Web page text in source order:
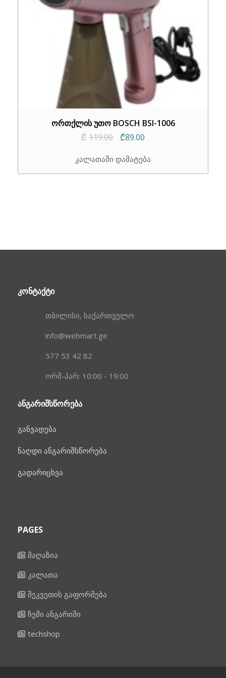
ორთქლის უთო BOSCH BSI-1006
₾ 119.00
Original
was:
₾89.00
is:
კალათაში დამატება
ᲙᲝᲜᲢᲐᲥᲢᲘ
თბილისი, საქართველო
info@webmart.ge
577 53 42 82
ორშ-პარ: 10:00 - 19:00
ᲐᲜᲒᲐᲠᲘᲨᲡᲬᲝᲠᲔᲑᲐ
განვადება
ნაღდი ანგარიშსწორება
გადარიცხვა
PAGES
მაღაზია
კალათა
შეკვეთის გაფორმება
ჩემი ანგარიში
techshop